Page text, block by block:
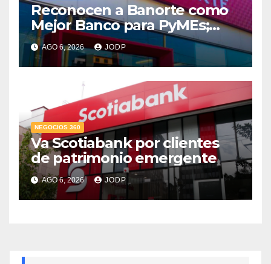
Reconocen a Banorte como
Mejor Banco para PyMEs;
supera 14% del mercado
crediticio
AGO 6, 2026 JODP
NEGOCIOS 360
Va Scotiabank por clientes
de patrimonio emergente
AGO 6, 2026 JODP